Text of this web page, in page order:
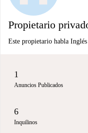
Propietario
Este propietario habla Inglés
1
Anuncios Publicados
6
Inquilinos